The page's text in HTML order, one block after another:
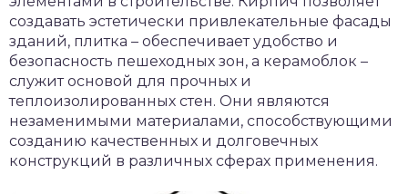
создавать эстетически привлекательные фасады
зданий, плитка – обеспечивает удобство и
безопасность пешеходных зон, а керамоблок –
служит основой для прочных и
теплоизолированных стен. Они являются
незаменимыми материалами, способствующими
созданию качественных и долговечных
конструкций в различных сферах применения.